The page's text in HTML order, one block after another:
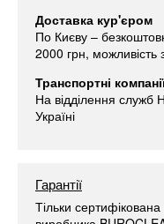
Доставка кур'єром
По Києву –
2000 грн, можливість
Транспортні
На відділення служб
Україні
Гарантії
Тільки